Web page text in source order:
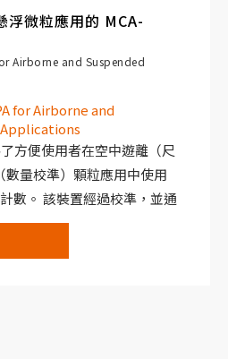
浮微粒應用的 MCA-
Airborne and Suspended
for Airborne and
方便使用者在空中遊離（尺
數量校準）顆粒應用中使用
數。 該裝置經過校準，並通
研究院 (NIST) 的溯源認
測 5 mV 到 10 V 的脈衝。